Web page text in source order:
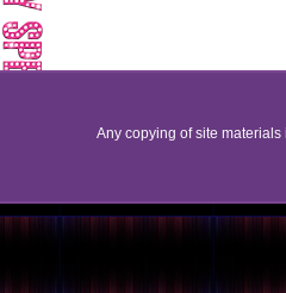
Any copying of site